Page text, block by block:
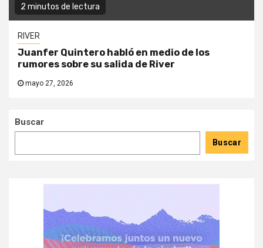
2 minutos de lectura
RIVER
Juanfer Quintero habló en medio de los
rumores sobre su salida de River
mayo 27, 2026
Buscar
Buscar